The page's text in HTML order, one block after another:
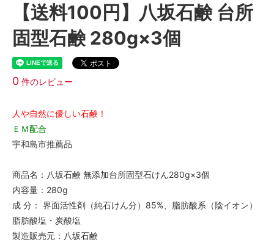
【送料100円】八坂石鹸 台所
固型石鹸 280g×3個
0 件のレビュー
人や自然に優しい石鹸！
ＥＭ配合
宇和島市推薦品
商品名：八坂石鹸 無添加台所固型石けん280g×3個
内容量：280g
成 分： 界面活性剤（純石けん分）85%、脂肪酸系（陰イオン）
脂肪酸塩・炭酸塩
製造販売元：八坂石鹸